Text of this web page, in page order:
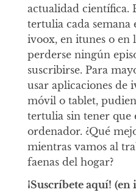
actualidad científica.
tertulia cada semana
ivoox, en itunes o en
perderse ningún
suscribirse. Para
usar aplicaciones de
móvil o tablet,
tertulia sin tener que
ordenador. ¿Qué
mientras vamos al
faenas del hogar?
¡Suscríbete aquí! (en